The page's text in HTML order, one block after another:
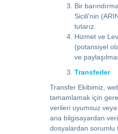
Bir
Sicili'nin
tutarız.
Hizmet ve
(potansiyel
ve
Transferler
Transfer Ekibimiz,
tamamlamak için
verileri uyumsuz veya
ana bilgisayardan
dosyalardan sorumlu